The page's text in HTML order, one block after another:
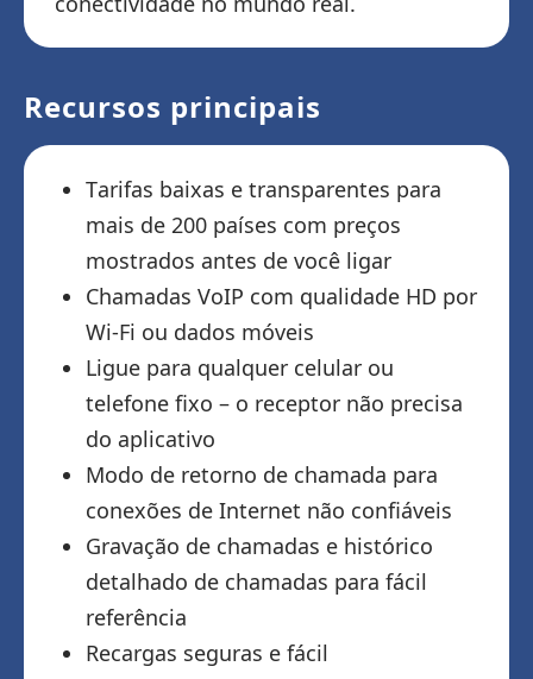
Recursos principais
Tarifas baixas e transparentes para
mais de 200 países com preços
mostrados antes de você ligar
Chamadas VoIP com qualidade HD por
Wi-Fi ou dados móveis
Ligue para qualquer celular ou
telefone fixo – o receptor não precisa
do aplicativo
Modo de retorno de chamada para
conexões de Internet não confiáveis
Gravação de chamadas e histórico
detalhado de chamadas para fácil
referência
Recargas seguras e fácil